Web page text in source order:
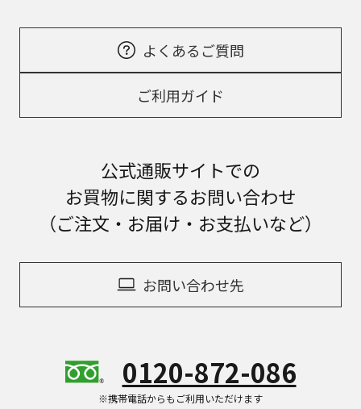
よくあるご質問
ご利用ガイド
公式通販サイトでの
お買物に関するお問い合わせ
（ご注文・お届け・お支払いなど）
お問い合わせ先
0120-872-086
※携帯電話からもご利用いただけます